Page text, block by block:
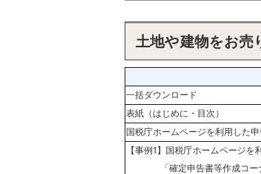
土地や建物をお売
一括ダウンロード
表紙（はじめに・目次）
国税庁ホームページを利用した
【事例1】国税庁ホームページ
「確定申告書等作成コ